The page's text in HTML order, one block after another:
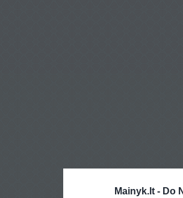
Mainyk.lt - Do